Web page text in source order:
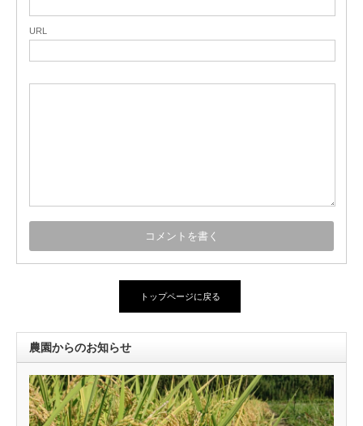
URL
トップページに戻る
農園からのお知らせ